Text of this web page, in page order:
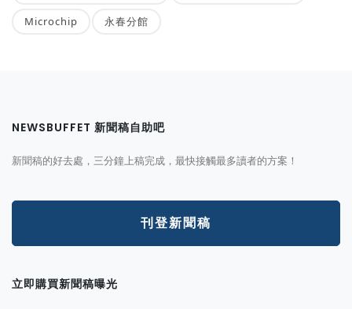
Microchip 永春分館
NEWSBUFFET 新聞稿自助吧
新聞稿的好去處，三分鐘上稿完成，最快接觸最多讀者的方案！
刊登新聞稿
立即購買新聞稿曝光